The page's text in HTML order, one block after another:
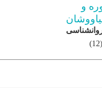
My
Our
Profile
و
(12)